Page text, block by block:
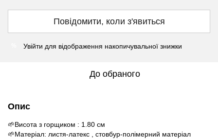
Повідомити, коли з'явиться
Увійти для відображення накопичувальної знижки
До обраного
Опис
🌱Висота з горщиком : 1.80 см
🌱Матеріал: листя-латекс , стовбур-полімерний матеріал